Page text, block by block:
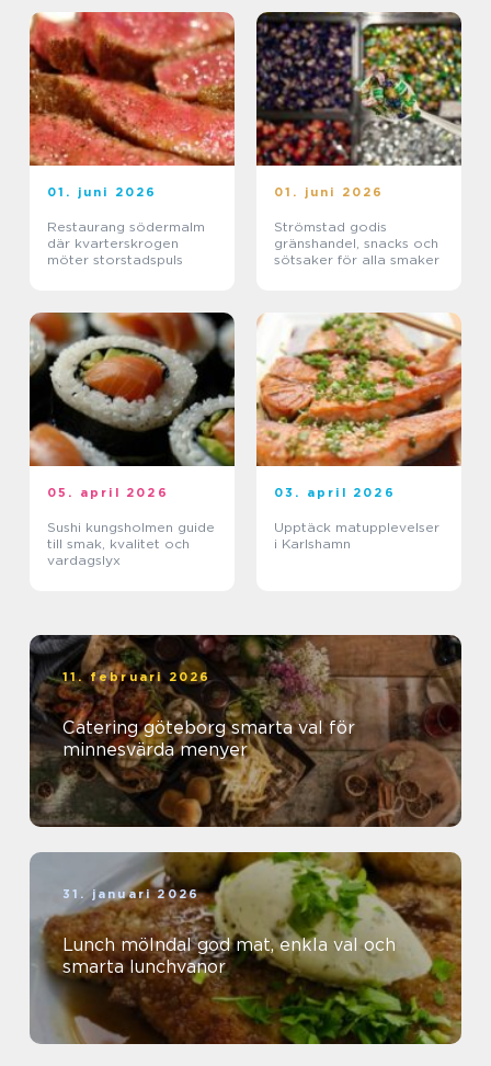
01. juni 2026
Restaurang södermalm
där kvarterskrogen
möter storstadspuls
01. juni 2026
Strömstad godis
gränshandel, snacks och
sötsaker för alla smaker
05. april 2026
Sushi kungsholmen guide
till smak, kvalitet och
vardagslyx
03. april 2026
Upptäck matupplevelser
i Karlshamn
11. februari 2026
Catering göteborg smarta val för
minnesvärda menyer
31. januari 2026
Lunch mölndal god mat, enkla val och
smarta lunchvanor